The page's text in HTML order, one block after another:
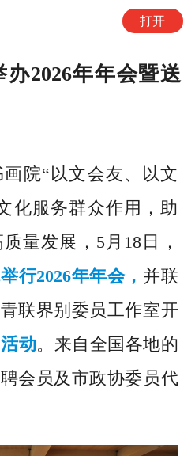
2026年年会暨送
院“以文会友、以文
化服务群众作用，助
量发展，5月18日，
行2026年年会， 并联
联界别委员工作室开
动。来自全国各地的
会员及市政协委员代
打开